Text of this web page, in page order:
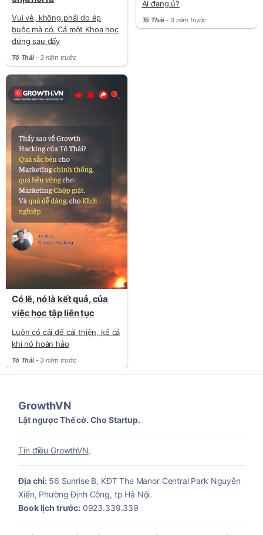
Vui vẻ, không phải do ép
buộc mà có. Cả một Khoa học
đứng sau đấy
Tô Thái - 3 năm trước
Ai đang ủ?
Tô Thái - 3 năm trước
Có lẽ, nó là kết quả, của
việc học tập liên tục
Luôn có cái để cải thiện, kể cả
khi nó hoàn hảo
Tô Thái - 3 năm trước
GrowthVN
Lật ngược Thế cờ. Cho Startup.
Tín điều GrowthVN.
Địa chỉ: 56 Sunrise B, KĐT The Manor Central Park Nguyễn
Xiển, Phường Định Công, tp Hà Nội.
Book lịch trước:0923.339.339